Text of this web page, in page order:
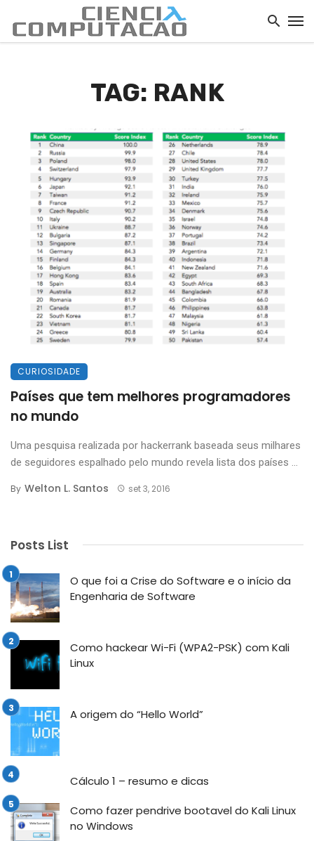
TAG: RANK
CURIOSIDADE
Países que tem melhores programadores
no mundo
Uma pesquisa realizada por hackerrank baseada seus milhares
de seguidores espalhado pelo mundo revela lista dos países ...
By Welton L. Santos set 3, 2016
Posts List
O que foi a Crise do Software e o início da
Engenharia de Software
Como hackear Wi-Fi (WPA2-PSK) com Kali
Linux
A origem do “Hello World”
Cálculo 1 – resumo e dicas
Como fazer pendrive bootavel do Kali Linux
no Windows